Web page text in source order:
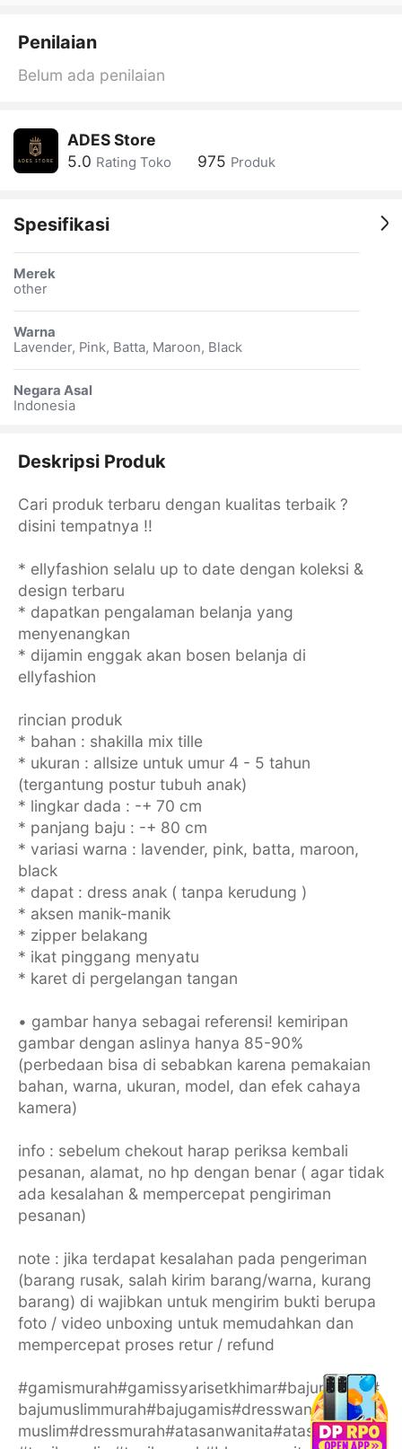
Penilaian
Belum ada penilaian
ADES Store
5.0 Rating Toko 975 Produk
Spesifikasi
Merek
other
Warna
Lavender, Pink, Batta, Maroon, Black
Negara Asal
Indonesia
Deskripsi Produk
Cari produk terbaru dengan kualitas terbaik ?
disini tempatnya !!
* ellyfashion selalu up to date dengan koleksi &
design terbaru
* dapatkan pengalaman belanja yang
menyenangkan
* dijamin enggak akan bosen belanja di
ellyfashion
rincian produk
* bahan : shakilla mix tille
* ukuran : allsize untuk umur 4 - 5 tahun
(tergantung postur tubuh anak)
* lingkar dada : -+ 70 cm
* panjang baju : -+ 80 cm
* variasi warna : lavender, pink, batta, maroon,
black
* dapat : dress anak ( tanpa kerudung )
* aksen manik-manik
* zipper belakang
* ikat pinggang menyatu
* karet di pergelangan tangan
• gambar hanya sebagai referensi! kemiripan
gambar dengan aslinya hanya 85-90%
(perbedaan bisa di sebabkan karena pemakaian
bahan, warna, ukuran, model, dan efek cahaya
kamera)
info : sebelum chekout harap periksa kembali
pesanan, alamat, no hp dengan benar ( agar tidak
ada kesalahan & mempercepat pengiriman
pesanan)
note : jika terdapat kesalahan pada pengeriman
(barang rusak, salah kirim barang/warna, kurang
barang) di wajibkan untuk mengirim bukti berupa
foto / video unboxing untuk memudahkan dan
mempercepat proses retur / refund
#gamismurah#gamissyarisetkhimar#bajumuslim#
bajumuslimmurah#bajugamis#dresswanita#dress
muslim#dressmurah#atasanwanita#atasanmuslim